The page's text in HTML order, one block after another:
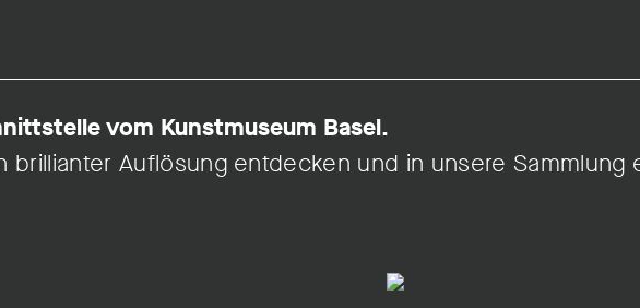
vom Kunstmuseum Basel.
brillianter Auflösung entdecken und in unsere Sammlung